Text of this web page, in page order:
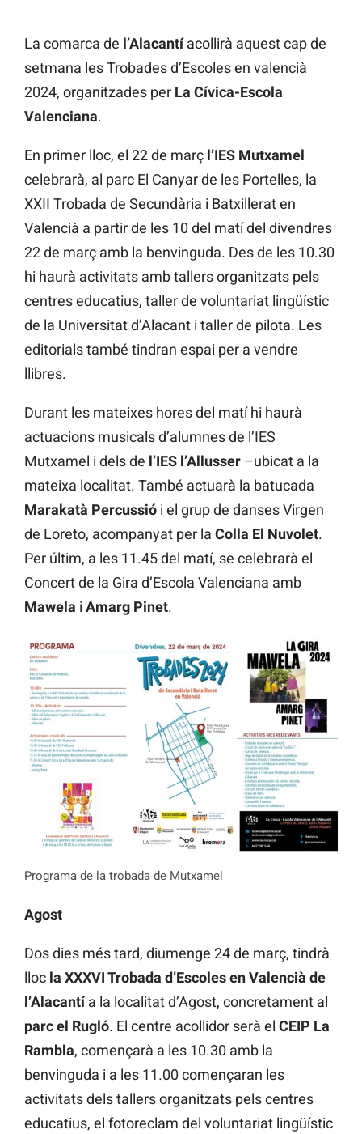
La comarca de l’Alacantíacollirà aquest cap de
setmana les Trobades d’Escoles en valencià
2024, organitzades per La Cívica-Escola
Valenciana.
En primer lloc, el 22 de març l’IES Mutxamel
celebrarà, al parc El Canyar de les Portelles, la
XXII Trobada de Secundària i Batxillerat en
Valencià a partir de les 10 del matí del divendres
22 de març amb la benvinguda. Des de les 10.30
hi haurà activitats amb tallers organitzats pels
centres educatius, taller de voluntariat lingüístic
de la Universitat d’Alacant i taller de pilota. Les
editorials també tindran espai per a vendre
llibres.
Durant les mateixes hores del matí hi haurà
actuacions musicals d’alumnes de l’IES
Mutxamel i dels de l’IES l’Allusser –ubicat a la
mateixa localitat. També actuarà la batucada
Marakatà Percussió i el grup de danses Virgen
de Loreto, acompanyat per la Colla El Nuvolet.
Per últim, a les 11.45 del matí, se celebrarà el
Concert de la Gira d’Escola Valenciana amb
Mawela i Amarg Pinet.
Programa de la trobada de Mutxamel
Agost
Dos dies més tard, diumenge 24 de març, tindrà
lloc la XXXVI Trobada d’Escoles en Valencià de
l’Alacantía la localitat d’Agost, concretament al
parc el Rugló. El centre acollidor serà el CEIP La
Rambla, començarà a les 10.30 amb la
benvinguda i a les 11.00 començaran les
activitats dels tallers organitzats pels centres
educatius, el fotoreclam del voluntariat lingüístic